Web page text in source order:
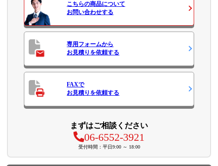
こちらの商品について
お問い合わせする
専用フォームから
お見積り を依頼する
FAXで
お見積り を依頼する
まずはご相談ください
06-6552-3921
受付時間：平日9:00 ～ 18:00